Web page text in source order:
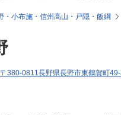
・小布施・信州高山・戸隠・飯綱
〒380-0811長野県長野市東鶴賀町